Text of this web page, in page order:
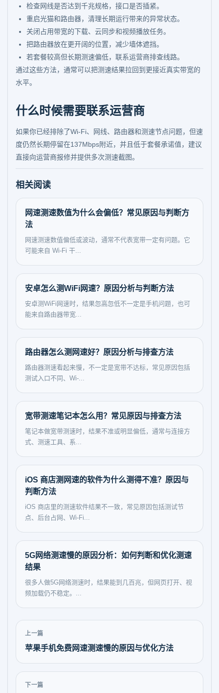
检查网线是否达到千兆规格，接口是否插紧。
重启光猫和路由器，清理长期运行带来的异常状态。
关闭占用带宽的下载、云同步和视频播放任务。
把路由器放在更开阔的位置，减少墙体遮挡。
若套餐较高但长期测速偏低，联系运营商排查线路。
通过这些方法，通常可以把测速结果拉回到更接近真实带宽的
水平。
什么时候需要联系运营商
如果你已经排除了Wi-Fi、网线、路由器和测速节点问题，但速
度仍然长期停留在137Mbps附近，并且低于套餐承诺值，建议
直接向运营商报修并提供多次测速截图。
相关阅读
网速测速数值为什么会偏低？常见原因与判断方
法
网速测速数值偏低或波动，通常不代表宽带一定有问题。它
可能来自 Wi-Fi 干...
安卓怎么测WiFi网速？原因分析与判断方法
安卓测WiFi网速时，结果忽高忽低不一定是手机问题，也可
能来自路由器带宽...
路由器怎么测网速好？原因分析与排查方法
路由器测速看起来慢，不一定是宽带不达标，常见原因包括
测试入口不同、Wi-...
宽带测速笔记本怎么用？常见原因与排查方法
笔记本做宽带测速时，结果不准或明显偏低，通常与连接方
式、测速工具、系...
iOS 商店测网速的软件为什么测得不准？原因与
判断方法
iOS 商店里的测速软件结果不一致，常见原因包括测试节
点、后台占网、Wi-Fi...
5G网络测速慢的原因分析：如何判断和优化测速
结果
很多人做5G网络测速时，结果能到几百兆，但网页打开、视
频加载仍不稳定。...
上一篇
苹果手机免费网速测速慢的原因与优化方法
下一篇